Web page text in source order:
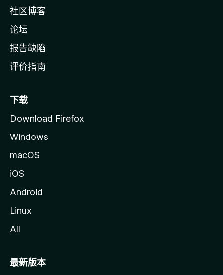
社区博客
论坛
报告缺陷
评价指南
下载
Download Firefox
Windows
macOS
iOS
Android
Linux
All
最新版本